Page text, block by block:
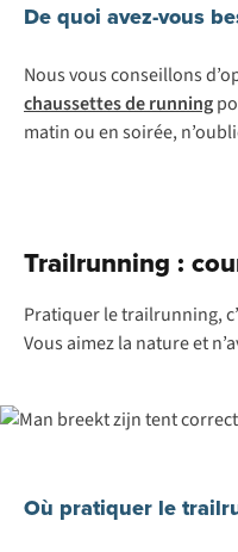
De quoi avez-vous
Nous vous conseillons
chaussettes de running
matin ou en soirée,
Trailrunning :
Pratiquer le trailrunning,
Vous aimez la nature et
Où pratiquer le